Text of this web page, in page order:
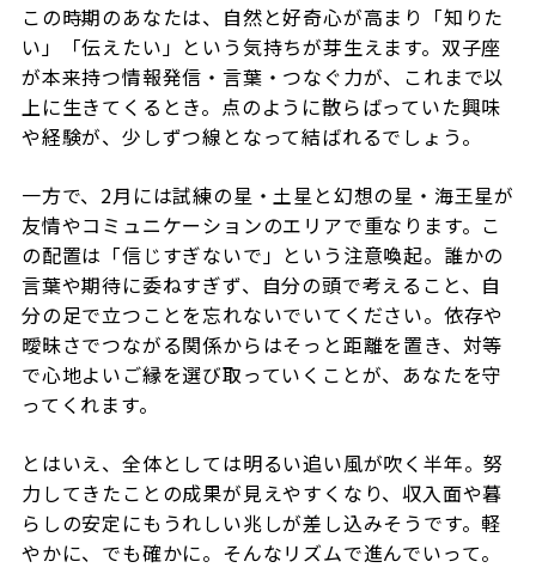
この時期のあなたは、自然と好奇心が高まり「知りた
い」「伝えたい」という気持ちが芽生えます。双子座
が本来持つ情報発信・言葉・つなぐ力が、これまで以
上に生きてくるとき。点のように散らばっていた興味
や経験が、少しずつ線となって結ばれるでしょう。
一方で、2月には試練の星・土星と幻想の星・海王星が
友情やコミュニケーションのエリアで重なります。こ
の配置は「信じすぎないで」という注意喚起。誰かの
言葉や期待に委ねすぎず、自分の頭で考えること、自
分の足で立つことを忘れないでいてください。依存や
曖昧さでつながる関係からはそっと距離を置き、対等
で心地よいご縁を選び取っていくことが、あなたを守
ってくれます。
とはいえ、全体としては明るい追い風が吹く半年。努
力してきたことの成果が見えやすくなり、収入面や暮
らしの安定にもうれしい兆しが差し込みそうです。軽
やかに、でも確かに。そんなリズムで進んでいって。